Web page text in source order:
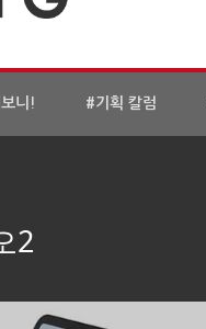
니! #기획 칼럼
2